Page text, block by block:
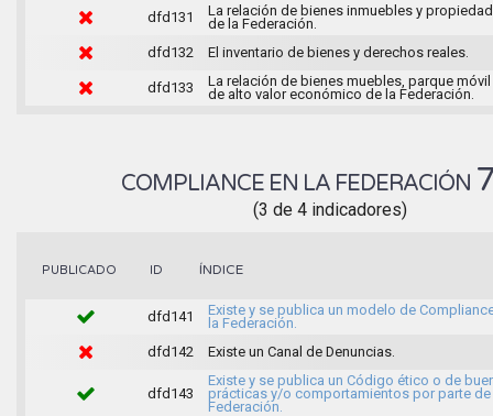
dfd131
La relación de bienes inmuebles y
de la Federación.
dfd132
El inventario de bienes y derechos reales.
dfd133
La relación de bienes muebles, parque
de alto valor económico de la Federación.
COMPLIANCE EN LA FEDERACIÓN
(3 de 4 indicadores)
PUBLICADO ID ÍNDICE
dfd141
Existe y se publica un modelo de
la Federación.
dfd142
Existe un Canal de Denuncias.
dfd143
Existe y se publica un Código ético o de
prácticas y/o comportamientos por parte de
Federación.